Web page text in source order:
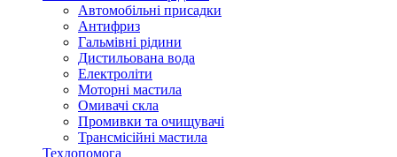
Автомобільні присадки
Антифриз
Гальмівні рідини
Дистильована вода
Електроліти
Моторні мастила
Омивачі скла
Промивки та очищувачі
Трансмісійні мастила
Техдопомога